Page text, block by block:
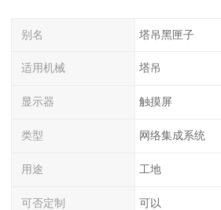
别名 塔吊黑匣子
适用机械 塔吊
显示器 触摸屏
类型 网络集成系统
用途 工地
可否定制 可以